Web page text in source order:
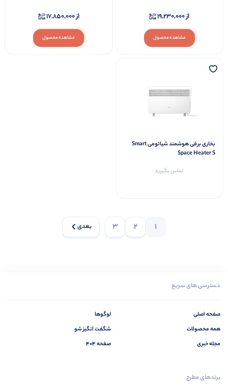
مشاهده محصول
از19,230,000
مشاهده محصول
از17,850,000
بخاری برقی هوشمند شیائومی Smart
Space Heater S
تماس بگیرید
1
2
3 بعدی
دسترسی های سریع
صفحه اصلی
همه محصولات
مجله خبری
لوگوها
شگفت انگیز شو
صفحه 404
برندهای مطرح